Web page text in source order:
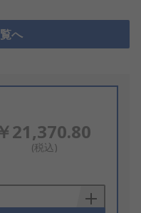
へ
￥21,370.80
(税込)